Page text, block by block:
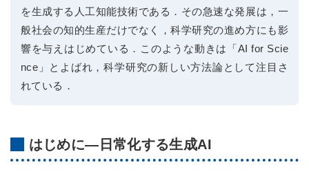
を生成する人工知能技術である．その急速な発展は，一
般社会の知的生産だけでなく，科学研究の進め方にも影
響を与えはじめている．このような動きは「AI for Scie
nce」とよばれ，科学研究の新しい方法論として注目さ
れている．
はじめに―日常化する生成AI